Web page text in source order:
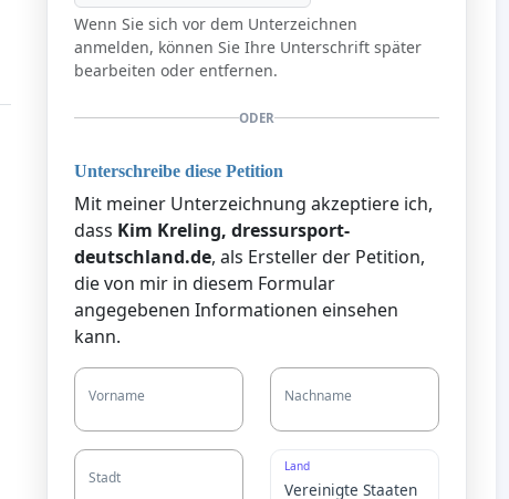
Wenn Sie sich vor dem Unterzeichnen
anmelden, können Sie Ihre Unterschrift später
bearbeiten oder entfernen.
ODER
Unterschreibe diese Petition
Mit meiner Unterzeichnung akzeptiere ich,
dass Kim Kreling, dressursport-
deutschland.de, als Ersteller der Petition,
die von mir in diesem Formular
angegebenen Informationen einsehen
kann.
Vorname Nachname
Stadt
Land